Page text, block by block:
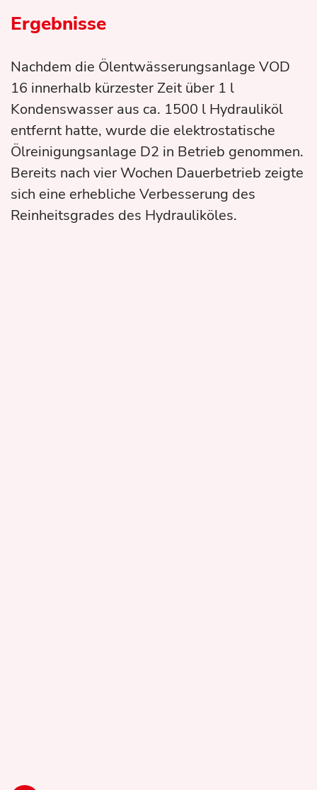
Ergebnisse
Nachdem die Ölentwässerungsanlage VOD
16 innerhalb kürzester Zeit über 1 l
Kondenswasser aus ca. 1500 l Hydrauliköl
entfernt hatte, wurde die elektrostatische
Ölreinigungsanlage D2 in Betrieb genommen.
Bereits nach vier Wochen Dauerbetrieb zeigte
sich eine erhebliche Verbesserung des
Reinheitsgrades des Hydrauliköles.